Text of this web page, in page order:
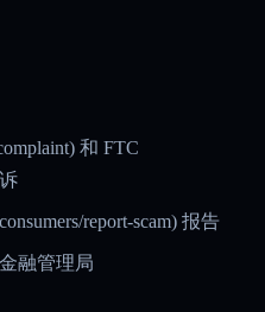
和 FTC
report-scam) 报告
融管理局